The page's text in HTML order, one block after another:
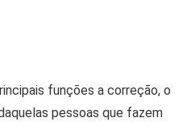
funções a correção, o
pessoas que fazem